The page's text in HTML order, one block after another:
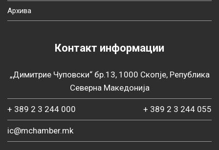
Архива
Контакт информации
„Димитрие Чуповски“ бр.13, 1000 Скопје, Република
Северна Македонија
+ 389 2 3 244 000 + 389 2 3 244 055
ic@mchamber.mk